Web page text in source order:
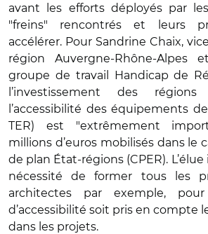
avant les efforts déployés par
"freins" rencontrés et leurs
accélérer. Pour Sandrine Chaix,
région Auvergne-Rhône-Alpes
groupe de travail Handicap de
l’investissement des
l’accessibilité des équipements
TER) est "extrêmement
millions d’euros mobilisés dans le
de plan État-régions (CPER).
nécessité de former tous les
architectes par exemple,
d’accessibilité soit pris en compte
dans les projets.